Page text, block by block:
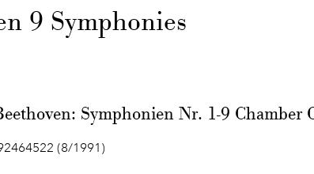
9 Symphonies
Symphonien Nr. 1-9 Chamber
(8/1991)